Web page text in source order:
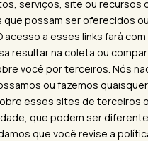
serviços, site ou recursos
possam ser oferecidos
acesso a esses links fará
resultar na coleta ou
você por terceiros. Nós
ou fazemos quaisquer
esses sites de terceiros
que podem ser
que você revise a